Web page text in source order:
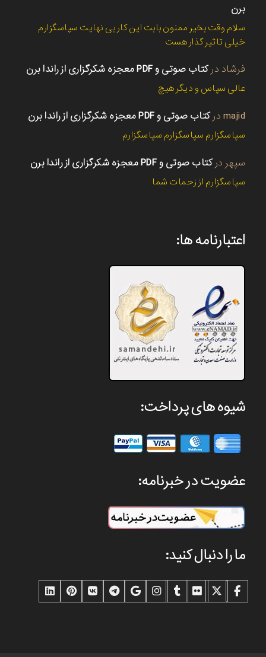
برن
سلام وقت بخیر ممنون بابت این کار بی نهایت سپاسگزارم
خیلی تاثیر گذار هست
فرشاد درکتاب صوتی و PDF معجزه شکرگزاری از راندا برن
عالی سپاس و دیگر هیچ
majid درکتاب صوتی و PDF معجزه شکرگزاری از راندا برن
سپاسگزارم سپاسگزارم سپاسگزارم
سپهر درکتاب صوتی و PDF معجزه شکرگزاری از راندا برن
سپاسگزارم از زحمات شما
اعتبارنامه ها:
شیوه های پرداخت:
عضویت در خبرنامه:
ما را دنبال کنید: